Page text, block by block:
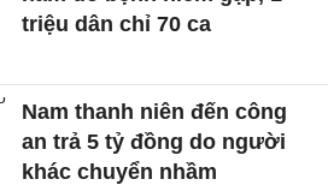
triệu dân chỉ 70 ca
Nam thanh niên đến công
an trả 5 tỷ đồng do người
khác chuyển nhầm